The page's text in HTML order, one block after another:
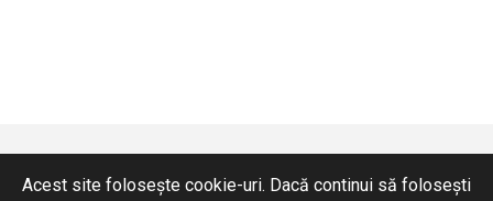
Acest site folosește cookie-uri. Dacă continui să folosești